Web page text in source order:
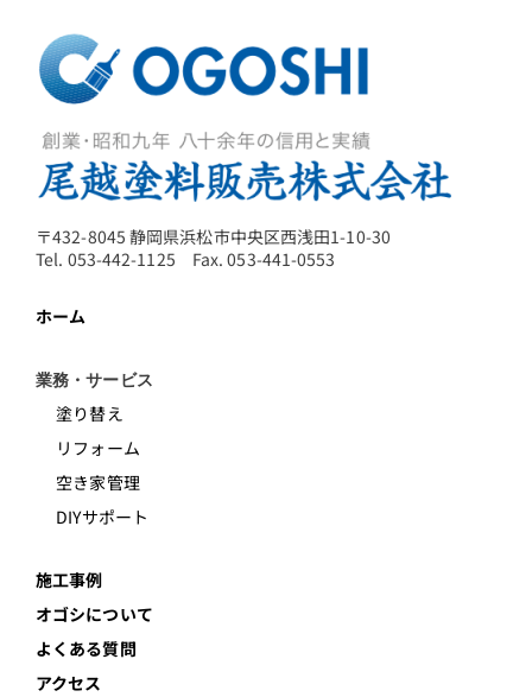
〒432-8045 静岡県浜松市中央区西浅田1-10-30
Tel. 053-442-1125 Fax. 053-441-0553
ホーム
業務・サービス
塗り替え
リフォーム
空き家管理
DIYサポート
施工事例
オゴシについて
よくある質問
アクセス